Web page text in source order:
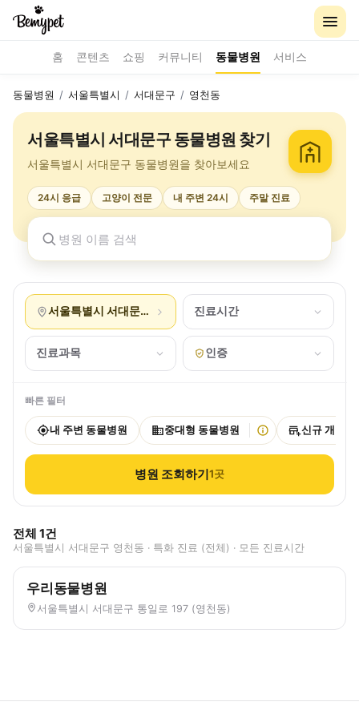
홈 콘텐츠 쇼핑 커뮤니티 동물병원 서비스
동물병원 / 서울특별시 / 서대문구 / 영천동
서울특별시 서대문구 동물병원 찾기
서울특별시 서대문구 동물병원을 찾아보세요
24시 응급 고양이 전문 내 주변 24시 주말 진료
서울특별시 서대문구 영천동 진료시간
진료과목 인증
빠른 필터
내 주변 동물병원 중대형 동물병원 신규 개원
병원 조회하기1곳
전체 1건
서울특별시 서대문구 영천동 · 특화 진료 (전체) · 모든 진료시간
우리동물병원
서울특별시 서대문구 통일로 197 (영천동)